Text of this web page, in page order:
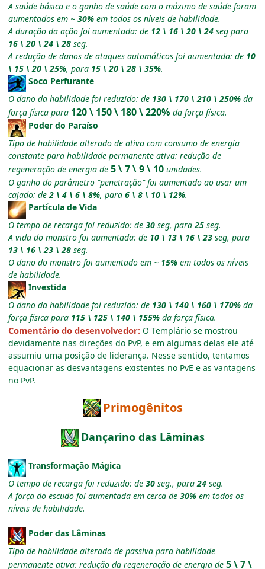
A saúde básica e o ganho de saúde com o máximo de saúde foram
aumentados em ~ 30% em todos os níveis de habilidade.
A duração da ação foi aumentada: de 12 \ 16 \ 20 \ 24 seg para
16 \ 20 \ 24 \ 28 seg.
A redução de danos de ataques automáticos foi aumentada: de 10
\ 15 \ 20 \ 25%, para 15 \ 20 \ 28 \ 35%.
Soco Perfurante
O dano da habilidade foi reduzido: de 130 \ 170 \ 210 \ 250% da
força física para 120 \ 150 \ 180 \ 220% da força física.
Poder do Paraíso
Tipo de habilidade alterado de ativa com consumo de energia
constante para habilidade permanente ativa: redução de
regeneração de energia de 5 \ 7 \ 9 \ 10 unidades.
O ganho do parâmetro "penetração" foi aumentado ao usar um
cajado: de2 \ 4 \ 6 \ 8%, para 6 \ 8 \ 10 \ 12%.
Partícula de Vida
O tempo de recarga foi reduzido: de 30 seg, para25 seg.
A vida do monstro foi aumentada: de 10 \ 13 \ 16 \ 23 seg, para
13 \ 16 \ 23 \ 28 seg.
O dano do monstro foi aumentado em ~ 15% em todos os níveis
de habilidade.
Investida
O dano da habilidade foi reduzido: de 130 \ 140 \ 160 \ 170% da
força física para 115 \ 125 \ 140 \ 155% da força física.
Comentário do desenvolvedor: O Templário se mostrou
devidamente nas direções do PvP, e em algumas delas ele até
assumiu uma posição de liderança. Nesse sentido, tentamos
equacionar as desvantagens existentes no PvE e as vantagens
no PvP.
Primogênitos
Dançarino das Lâminas
Transformação Mágica
O tempo de recarga foi reduzido: de 30 seg., para24 seg.
A força do escudo foi aumentada em cerca de 30% em todos os
níveis de habilidade.
Poder das Lâminas
Tipo de habilidade alterado de passiva para habilidade
permanente ativa: redução da regeneração de energia de 5 \ 7 \